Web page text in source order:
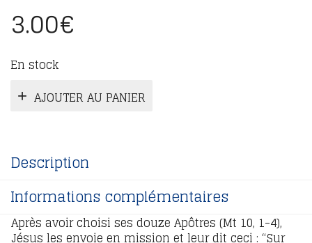
3.00€
En stock
AJOUTER AU PANIER
Description
Informations complémentaires
Après avoir choisi ses douze Apôtres (Mt 10, 1-4),
Jésus les envoie en mission et leur dit ceci : “Sur